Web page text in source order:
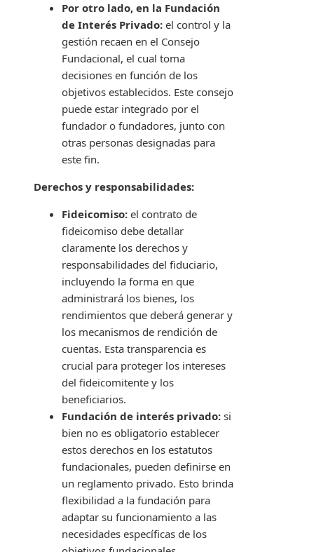
Por otro lado, en la Fundación
de Interés Privado: el control y la
gestión recaen en el Consejo
Fundacional, el cual toma
decisiones en función de los
objetivos establecidos. Este consejo
puede estar integrado por el
fundador o fundadores, junto con
otras personas designadas para
este fin.
Derechos y responsabilidades:
Fideicomiso: el contrato de
fideicomiso debe detallar
claramente los derechos y
responsabilidades del fiduciario,
incluyendo la forma en que
administrará los bienes, los
rendimientos que deberá generar y
los mecanismos de rendición de
cuentas. Esta transparencia es
crucial para proteger los intereses
del fideicomitente y los
beneficiarios.
Fundación de interés privado: si
bien no es obligatorio establecer
estos derechos en los estatutos
fundacionales, pueden definirse en
un reglamento privado. Esto brinda
flexibilidad a la fundación para
adaptar su funcionamiento a las
necesidades específicas de los